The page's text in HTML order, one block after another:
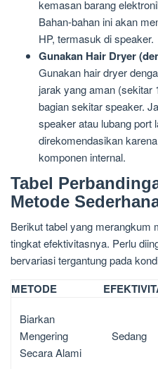
kemasan barang
Bahan-bahan ini akan
HP, termasuk di speaker.
Gunakan Hair Dryer
Gunakan hair dryer
jarak yang aman (sekitar
bagian sekitar speaker.
speaker atau lubang port
direkomendasikan
komponen internal.
Tabel
Metode
Berikut tabel yang merangkum
tingkat efektivitasnya. Perlu
bervariasi tergantung pada
METODE
Biarkan
Mengering
Secara Alami
Sedang